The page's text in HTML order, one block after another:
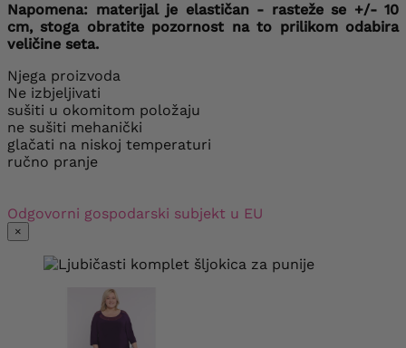
Napomena: materijal je elastičan - rasteže se +/- 10
cm, stoga obratite pozornost na to prilikom odabira
veličine seta.
Njega proizvoda
Ne izbjeljivati
sušiti u okomitom položaju
ne sušiti mehanički
glačati na niskoj temperaturi
ručno pranje
Odgovorni gospodarski subjekt u EU
×